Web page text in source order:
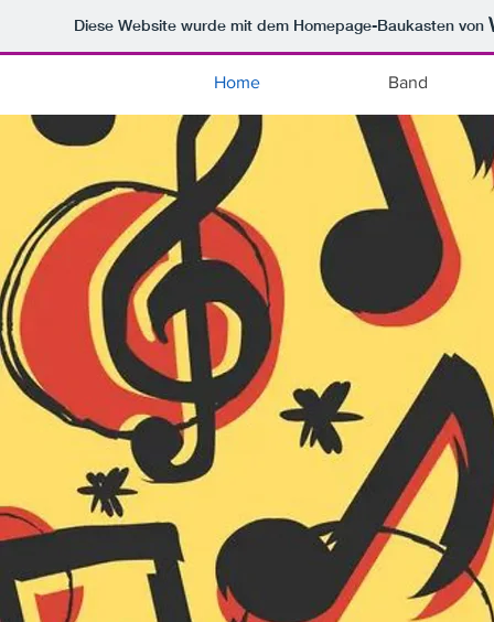
Diese Website wurde mit dem Homepage-Baukasten von
Home Band